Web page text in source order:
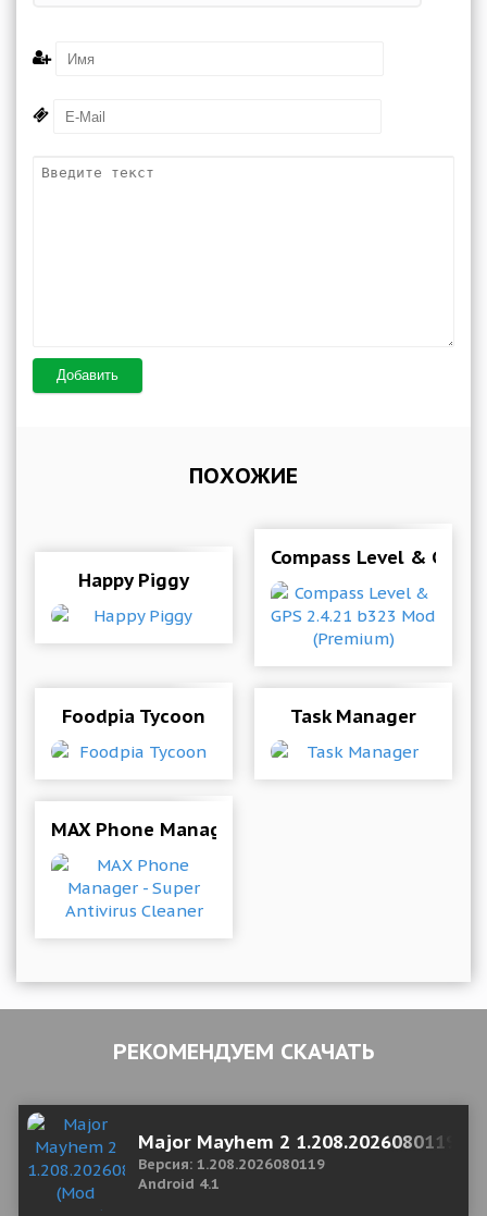
Добавить
ПОХОЖИЕ
Happy Piggy
Compass Level & GPS
Foodpia Tycoon Task Manager
MAX Phone Manager - Super Antivirus Cleaner
РЕКОМЕНДУЕМ СКАЧАТЬ
Major Mayhem 2 1.208.2026080119
Версия: 1.208.2026080119
Android 4.1